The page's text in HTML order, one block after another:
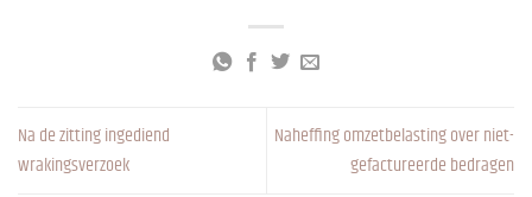
Na de zitting ingediend
wrakingsverzoek
Naheffing omzetbelasting over niet-
gefactureerde bedragen